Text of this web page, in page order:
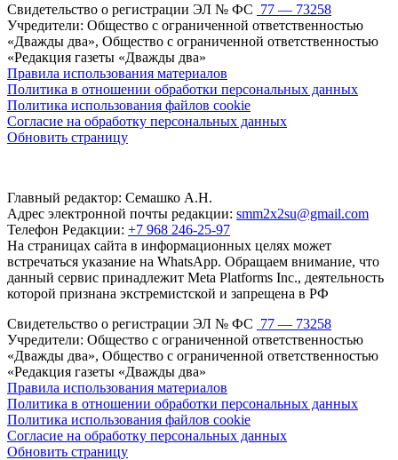
Свидетельство о регистрации ЭЛ № ФС 77 — 73258
Учредители: Общество с ограниченной ответственностью
«Дважды два», Общество с ограниченной ответственностью
«Редакция газеты «Дважды два»
Правила использования материалов
Политика в отношении обработки персональных данных
Политика использования файлов cookie
Согласие на обработку персональных данных
Обновить страницу
Главный редактор: Семашко А.Н.
Адрес электронной почты редакции: smm2x2su@gmail.com
Телефон Редакции: +7 968 246-25-97
На страницах сайта в информационных целях может
встречаться указание на WhatsApp. Обращаем внимание, что
данный сервис принадлежит Meta Platforms Inc., деятельность
которой признана экстремистской и запрещена в РФ
Свидетельство о регистрации ЭЛ № ФС 77 — 73258
Учредители: Общество с ограниченной ответственностью
«Дважды два», Общество с ограниченной ответственностью
«Редакция газеты «Дважды два»
Правила использования материалов
Политика в отношении обработки персональных данных
Политика использования файлов cookie
Согласие на обработку персональных данных
Обновить страницу